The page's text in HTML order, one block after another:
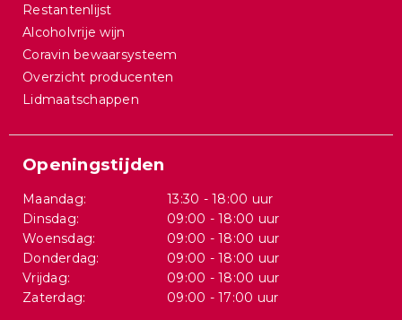
Restantenlijst
Alcoholvrije wijn
Coravin bewaarsysteem
Overzicht producenten
Lidmaatschappen
Openingstijden
Maandag:
13:30 - 18:00 uur
Dinsdag:
09:00 - 18:00 uur
Woensdag:
09:00 - 18:00 uur
Donderdag:
09:00 - 18:00 uur
Vrijdag:
09:00 - 18:00 uur
Zaterdag:
09:00 - 17:00 uur